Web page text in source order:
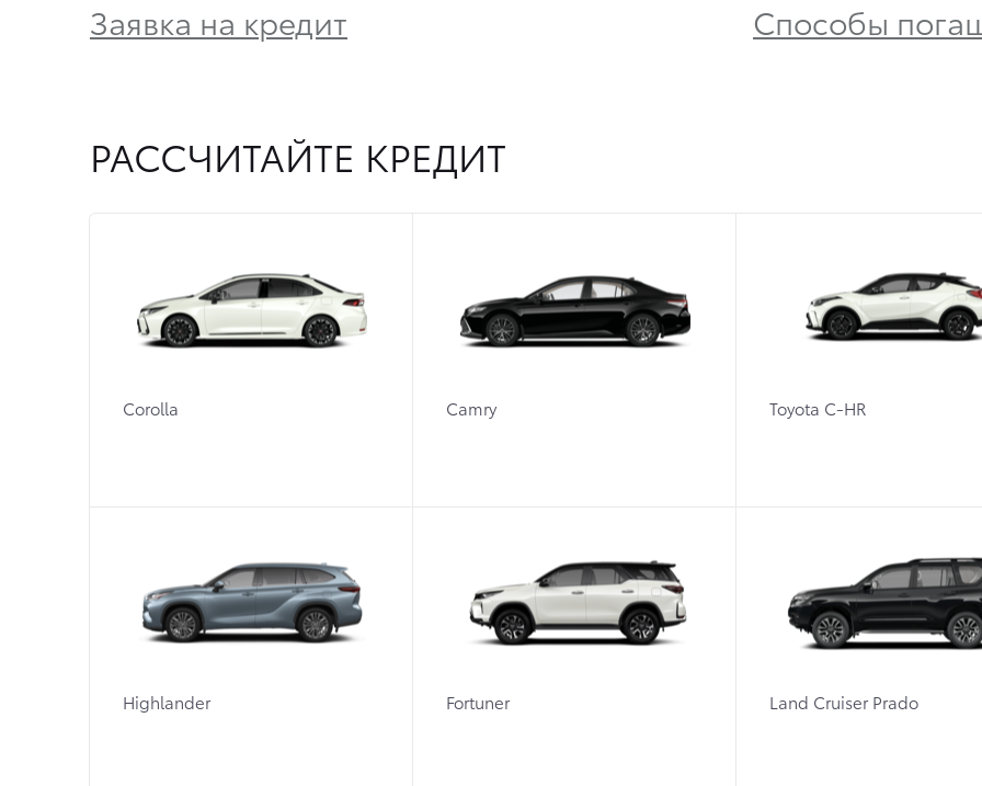
Заявка на кредит Способы
РАССЧИТАЙТЕ КРЕДИТ
Corolla Camry Toyota C-HR
Highlander Fortuner Land Cruiser Prado